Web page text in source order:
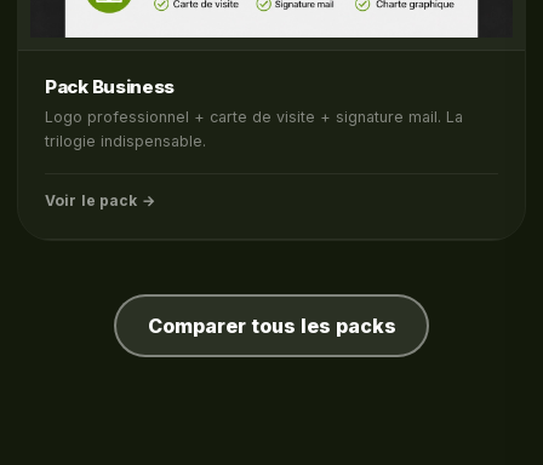
Pack Business
Logo professionnel + carte de visite + signature mail. La
trilogie indispensable.
Voir le pack →
Comparer tous les packs